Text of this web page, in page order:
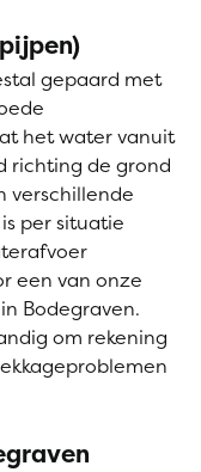
gepaard met
het water vanuit
richting de grond
verschillende
per situatie
een van onze
Bodegraven.
om rekening